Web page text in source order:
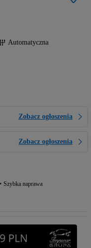
Automatyczna
Zobacz ogłoszenia
Zobacz ogłoszenia
Szybka naprawa